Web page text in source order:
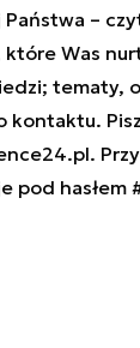
–
Was
tematy,
kontaktu.
.
pod hasłem